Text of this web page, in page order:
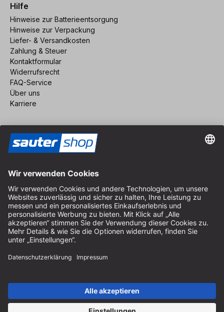
Hilfe
Hinweise zur Batterieentsorgung
Hinweise zur Verpackung
Liefer- & Versandkosten
Zahlung & Steuer
Kontaktformular
Widerrufsrecht
FAQ-Service
Über uns
Karriere
Impressum
AGB
Datenschutz
Cookie-Einstellungen
© 2026 sauter GmbH
* kostenloser Versand ab 150 Euro Bestellwert innerhalb
Deutschlands für die Standard-Paketgrößen - ausgenommen
Sperrgut und Fracht
In Abh. des Lieferlandes kann die MwSt. an der Kasse variieren.